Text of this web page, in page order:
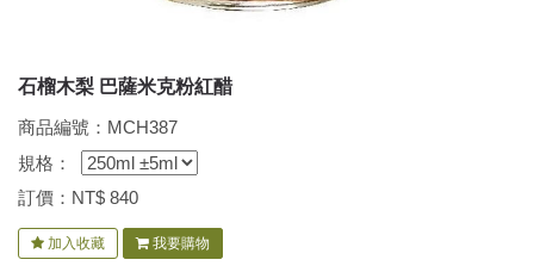
石榴木梨 巴薩米克粉紅醋
商品編號：MCH387
規格：
訂價：NT$ 840
加入收藏 我要購物